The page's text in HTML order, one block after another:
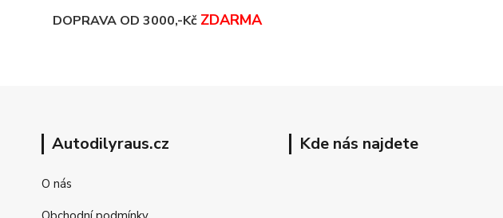
DOPRAVA OD 3000,-Kč ZDARMA
Autodilyraus.cz
O nás
Kde nás najdete